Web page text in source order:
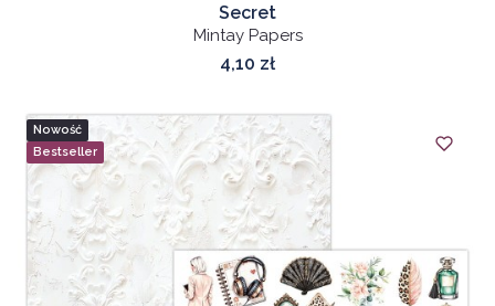
Secret
Mintay Papers
Cena
4,10 zł
Bestseller
Nowość